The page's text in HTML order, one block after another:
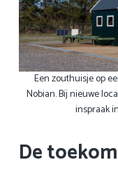
Een zouthuisje op
Nobian. Bij nieuwe
inspraak
De